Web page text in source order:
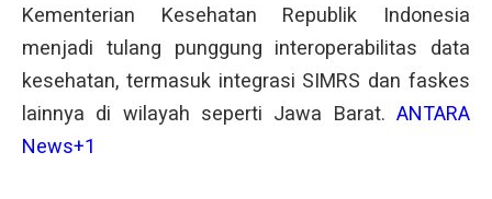
Kementerian Kesehatan Republik Indonesia
menjadi tulang punggung interoperabilitas data
kesehatan, termasuk integrasi SIMRS dan faskes
lainnya di wilayah seperti Jawa Barat. ANTARA
News+1